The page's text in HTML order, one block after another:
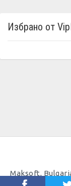
Избрано от
Maksoft,
полезни